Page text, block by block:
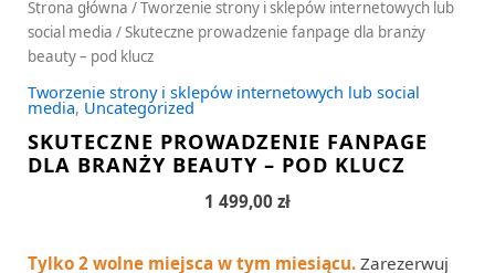
Strona główna /Tworzenie strony i sklepów internetowych lub
social media / Skuteczne prowadzenie fanpage dla branży
beauty – pod klucz
Tworzenie strony i sklepów internetowych lub social
media, Uncategorized
SKUTECZNE PROWADZENIE FANPAGE
DLA BRANŻY BEAUTY – POD KLUCZ
1 499,00 zł
Tylko 2 wolne miejsca w tym miesiącu. Zarezerwuj